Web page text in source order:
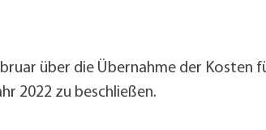
über die Übernahme der Kosten
2022 zu beschließen.